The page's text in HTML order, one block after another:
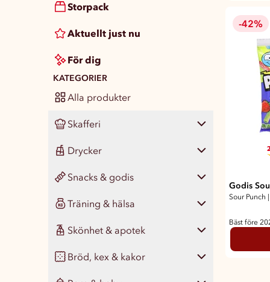
Storpack
Aktuellt just nu
För dig
KATEGORIER
Alla produkter
Skafferi
Visa alla 457
Pasta, ris & matgryn 33
Konserver 63
Färdigmat 45
Kryddor & smaksättare 75
Drycker
Visa alla 139
Läsk 46
Vatten 24
Juice, smoothie & saft 17
Snacks & godis
Visa alla 425
Chips & snacks 77
Nötter & naturgodis 40
Träning & hälsa
Visa alla 131
Måltidsersättning 14
Skönhet & apotek
Visa alla 342
Bröd, kex & kakor
-42%
Godis
Sour Punch
Bäst före